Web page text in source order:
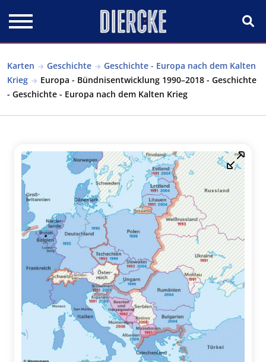
Karten Geschichte
Geschichte - Europa nach dem Kalten
Krieg
Europa - Bündnisentwicklung 1990–2018 - Geschichte
- Geschichte - Europa nach dem Kalten Krieg